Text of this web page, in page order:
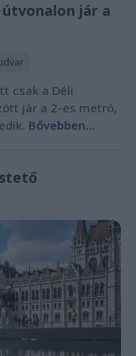
jár a
csak a Déli
jár a 2-es metró,
Bővebben...